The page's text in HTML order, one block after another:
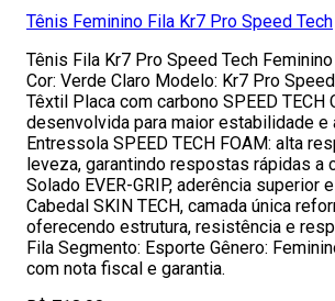
Tênis Feminino Fila Kr7 Pro Speed Tech
Tênis Fila Kr7 Pro Speed Tech
Cor: Verde Claro Modelo: Kr7 Pro
Têxtil Placa com carbono SPEED TECH
desenvolvida para maior estabilidade e
Entressola SPEED TECH FOAM: alta
leveza, garantindo respostas rápidas a
Solado EVER-GRIP, aderência superior
Cabedal SKIN TECH, camada única
oferecendo estrutura, resistência e
Fila Segmento: Esporte Gênero:
com nota fiscal e garantia.